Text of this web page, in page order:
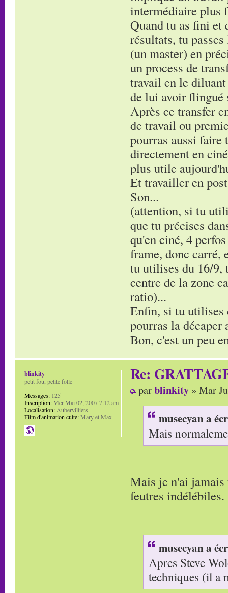
intermédiaire plus
Quand tu as fini et
résultats, tu
(un master) en
un process de
travail en le
de lui avoir flingué
Après ce transfer
de travail ou
pourras aussi
directement en
plus utile
Et travailler en
Son...
(attention, si tu
que tu précises
qu'en ciné, 4
frame, donc carré,
tu utilises du 16/9,
centre de la zone
ratio)...
Enfin, si tu utilises
pourras la décaper
Bon, c'est un peu
Re:
parblinkity » Mar
musecyan a
Mais
Mais je n'ai jamais
feutres indélébiles.
musecyan a
Apres Steve
techniques (il a
blinkity
petit fou, petite folle
Messages: 125
Inscription:Mer Mai 02, 2007 7:12 am
Localisation: Aubervilliers
Film d'animation culte:Mary et Max